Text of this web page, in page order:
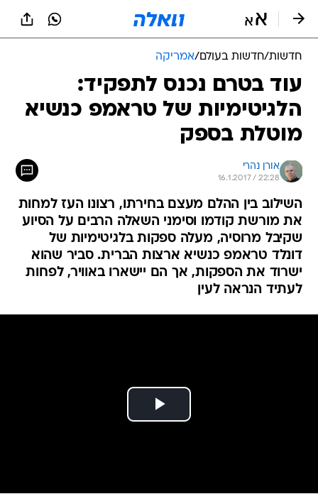
חדשות/חדשות בעולם/אמריקה
עוד בטרם נכנס לתפקיד:
הלגיטימיות של טראמפ כנשיא
מוטלת בספק
אורן נהרי
16.1.2017 / 22:28
השילוב בין ההלם מעצם בחירתו, רצונו העז למחות
את מורשת קודמו וסימני השאלה הרבים על הסיוע
שקיבל מרוסיה, מעלה ספקות בלגיטימיות של
דונלד טראמפ כנשיא ארצות הברית. סביר שהוא
ישרוד את הספקות, אך הם יישארו באוויר, לפחות
לעתיד הנראה לעין